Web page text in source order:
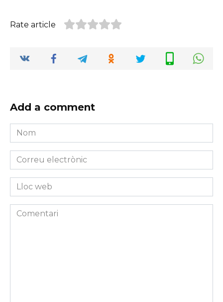
Rate article
Add a comment
Nom
*
Correu
electrònic
*Lloc
web
Comentari